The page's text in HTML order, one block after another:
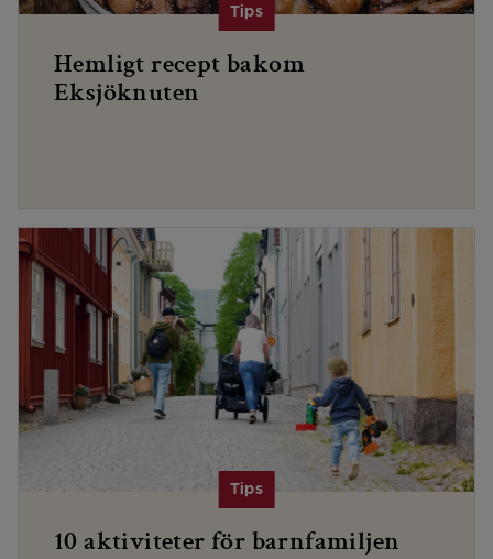
Hemligt recept bakom
Eksjöknuten
10 aktiviteter för barnfamiljen